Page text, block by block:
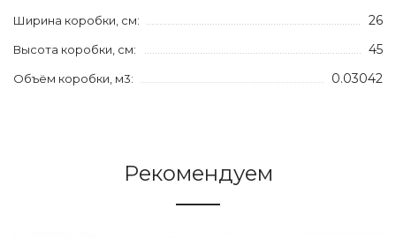
Ширина коробки, см: 26
Высота коробки, см: 45
Объём коробки, м3: 0.03042
Рекомендуем